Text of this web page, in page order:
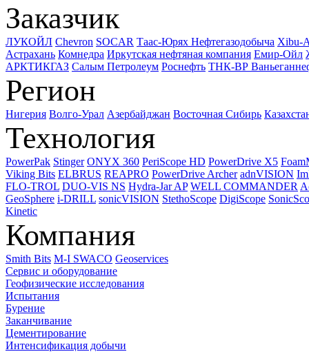
Заказчик
ЛУКОЙЛ Chevron SOCAR Таас-Юрях Нефтегазодобыча Xibu-
Астрахань Комнедра Иркутская нефтяная компания Емир-Ойл
АРКТИКГАЗ Салым Петролеум Роснефть ТНК-ВР
Регион
Нигерия Волго-Урал Азербайджан Восточная Сибирь
Технология
PowerPak Stinger ONYX 360 PeriScope HD PowerDrive X5
Viking Bits ELBRUS REAPRO PowerDrive Archer adnVISION
FLO-TROL DUO-VIS NS Hydra-Jar AP WELL COMMANDER
GeoSphere i-DRILL sonicVISION StethoScope DigiScope
Kinetic
Компания
Smith Bits M-I SWACO Geoservices
Сервис и оборудование
Геофизические исследования
Испытания
Бурение
Заканчивание
Цементирование
Интенсификация добычи